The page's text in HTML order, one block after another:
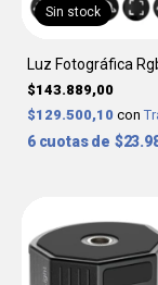
Sin stock
Luz Fotográfica
$143.889,00
$129.500,10 con
6